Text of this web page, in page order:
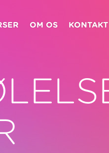
OM OS KONTAKT